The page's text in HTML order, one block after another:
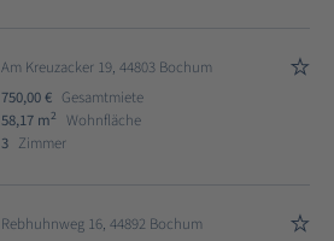
Am Kreuzacker 19, 44803 Bochum
750,00 € Gesamtmiete
58,17 m2
Wohnfläche
3 Zimmer
Rebhuhnweg 16, 44892 Bochum